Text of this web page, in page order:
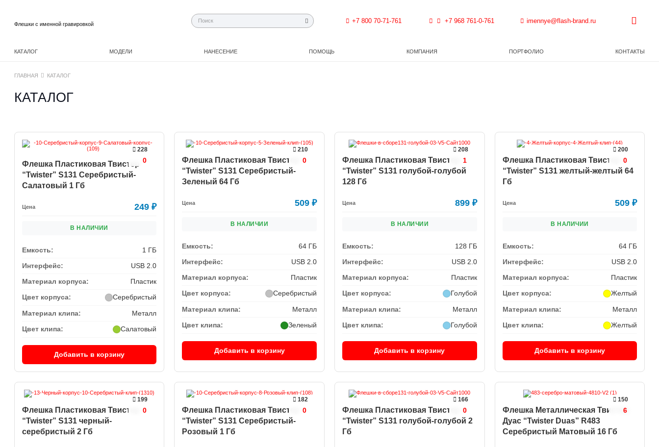
Флешки с именной гравировкой +7 800 70-71-761 +7 968 761-0-761 imennye@flash-brand.ru
КАТАЛОГ МОДЕЛИ НАНЕСЕНИЕ ПОМОЩЬ КОМПАНИЯ ПОРТФОЛИО КОНТАКТЫ
ГЛАВНАЯ КАТАЛОГ
КАТАЛОГ
228
0
Флешка Пластиковая Твистер
“Twister” S131 Серебристый-
Салатовый 1 Гб
Цена 249₽
В НАЛИЧИИ
Емкость:
1 ГБ
Интерфейс:
USB 2.0
Материал корпуса:
Пластик
Цвет корпуса: Серебристый
Материал клипа: Металл
Цвет клипа: Салатовый
Добавить в корзину
210
0
Флешка Пластиковая Твистер
“Twister” S131 Серебристый-
Зеленый 64 Гб
Цена 509 ₽
В НАЛИЧИИ
Емкость:
64 ГБ
Интерфейс:
USB 2.0
Материал корпуса:
Пластик
Цвет корпуса: Серебристый
Материал клипа: Металл
Цвет клипа: Зеленый
Добавить в корзину
208
1
Флешка Пластиковая Твистер
“Twister” S131 голубой-голубой
128 Гб
Цена 899 ₽
В НАЛИЧИИ
Емкость:
128 ГБ
Интерфейс:
USB 2.0
Материал корпуса:
Пластик
Цвет корпуса: Голубой
Материал клипа: Металл
Цвет клипа: Голубой
Добавить в корзину
200
0
Флешка Пластиковая Твистер
“Twister” S131 желтый-желтый 64
Гб
Цена 509₽
В НАЛИЧИИ
Емкость:
64 ГБ
Интерфейс:
USB 2.0
Материал корпуса:
Пластик
Цвет корпуса: Желтый
Материал клипа: Металл
Цвет клипа: Желтый
Добавить в корзину
199
0
Флешка Пластиковая Твистер
“Twister” S131 черный-
серебристый 2 Гб
182
0
Флешка Пластиковая Твистер
“Twister” S131 Серебристый-
Розовый 1 Гб
166
0
Флешка Пластиковая Твистер
“Twister” S131 голубой-голубой 2
Гб
150
6
Флешка Металлическая Твистер
Дуас “Twister Duas” R483
Серебристый Матовый 16 Гб